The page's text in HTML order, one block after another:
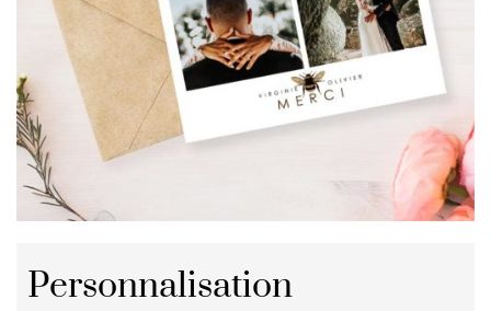
Personnalisation